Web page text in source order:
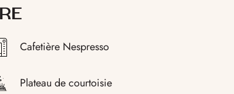
Cafetière Nespresso
Plateau de courtoisie